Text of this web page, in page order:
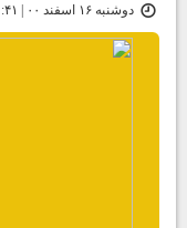
دوشنبه ۱۶ اسفند ۰۰ | ۱۱:۴۱